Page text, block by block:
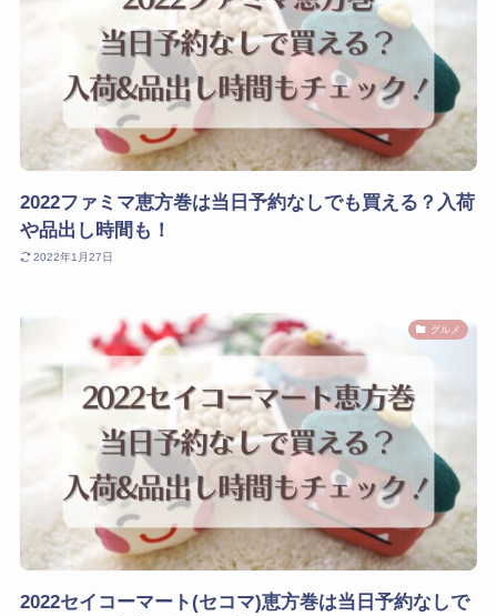
2022ファミマ恵方巻は当日予約なしでも買える？入荷
や品出し時間も！
2022年1月27日
グルメ
2022セイコーマート(セコマ)恵方巻は当日予約なしで